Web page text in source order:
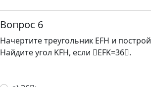
Вопрос 6
Начертите треугольник EFH и
Найдите угол KFH, если EFK=36.